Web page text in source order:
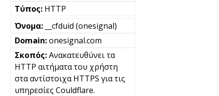
HTTP
__cfduid (onesignal)
onesignal.com
Ανακατευθύνει τα
HTTP αιτήματα του χρήστη
στα αντίστοιχα HTTPS για τις
υπηρεσίες Couldflare.